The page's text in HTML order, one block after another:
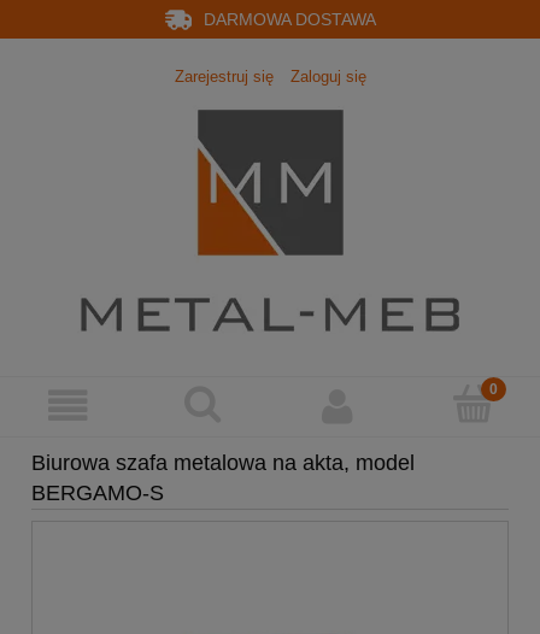
DARMOWA DOSTAWA
Zarejestruj się Zaloguj się
Biurowa szafa metalowa na akta, model
BERGAMO-S